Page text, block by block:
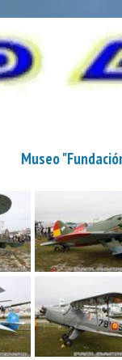
Museo